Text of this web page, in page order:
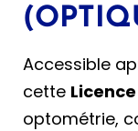
Accessible
cette
optométrie,